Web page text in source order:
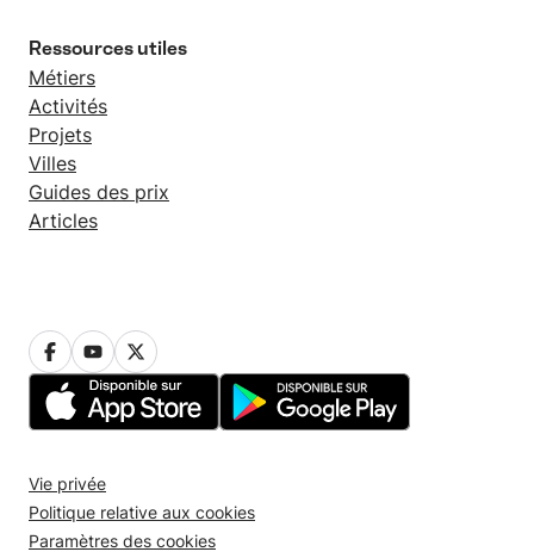
Ressources utiles
Métiers
Activités
Projets
Villes
Guides des prix
Articles
Vie privée
Politique relative aux cookies
Paramètres des cookies